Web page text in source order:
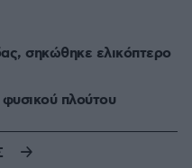
σηκώθηκε ελικόπτερο
πλούτου